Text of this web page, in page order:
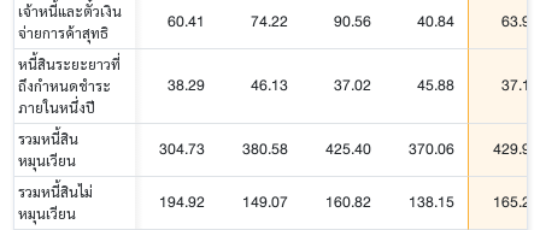
เจ้าหนี้และตั๋วเงิน
จ่ายการค้าสุทธิ
60.41 74.22 90.56 40.84 63.90
หนี้สินระยะยาวที่
ถึงกำหนดชำระ
ภายในหนึ่งปี
38.29 46.13 37.02 45.88 37.12
รวมหนี้สิน
หมุนเวียน
304.73 380.58 425.40 370.06 429.94
รวมหนี้สินไม่
หมุนเวียน
194.92 149.07 160.82 138.15 165.29